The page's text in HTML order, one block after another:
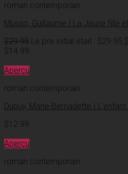
roman contemporain
Musso, Guillaume I La Jeune fille
$29.95 Le prix initial était : $29.95. $
$14.99.
Aperçu
roman contemporain
Dupuy, Marie-Bernadette I
$12.99
Aperçu
roman contemporain